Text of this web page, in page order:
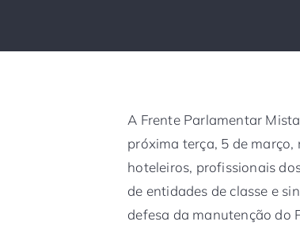
A Frente Parlamentar
próxima terça, 5 de março,
hoteleiros, profissionais
de entidades de classe e
defesa da manutenção do